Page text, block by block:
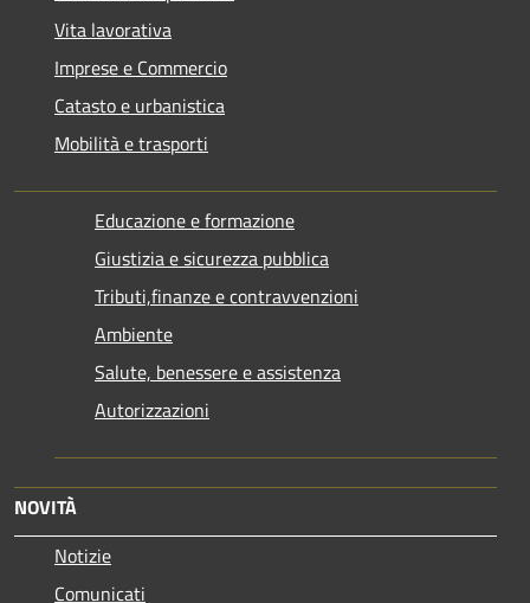
Vita lavorativa
Imprese e Commercio
Catasto e urbanistica
Mobilità e trasporti
Educazione e formazione
Giustizia e sicurezza pubblica
Tributi,finanze e contravvenzioni
Ambiente
Salute, benessere e assistenza
Autorizzazioni
NOVITÀ
Notizie
Comunicati